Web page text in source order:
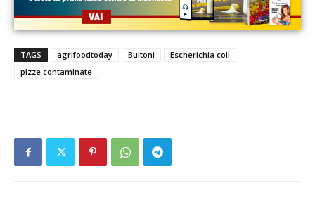
TAGS agrifoodtoday Buitoni
Escherichia coli
pizze contaminate